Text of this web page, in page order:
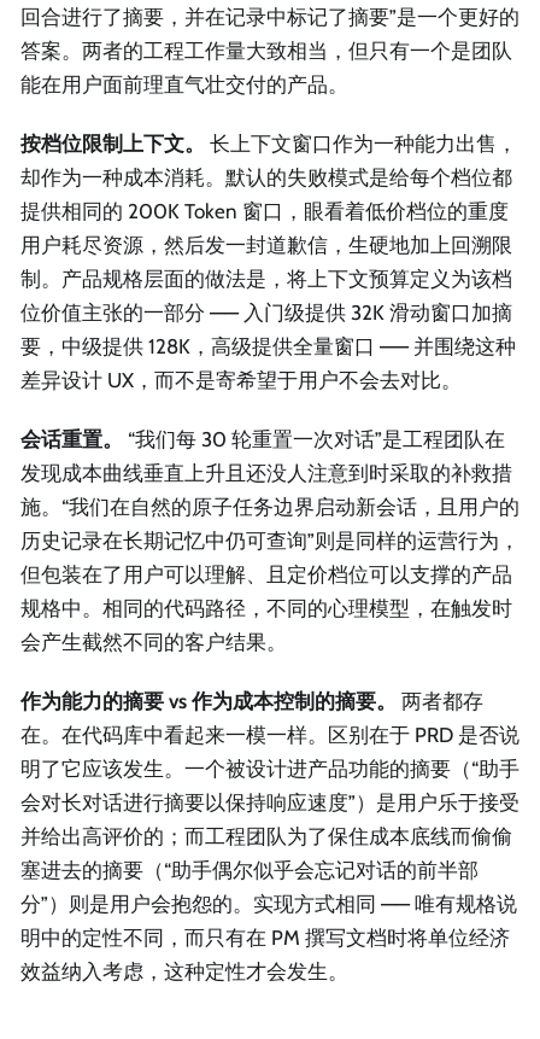
回合进行了摘要，并在记录中标记了摘要”是一个更好的
答案。两者的工程工作量大致相当，但只有一个是团队
能在用户面前理直气壮交付的产品。
按档位限制上下文。
长上下文窗口作为一种能力出售，
却作为一种成本消耗。默认的失败模式是给每个档位都
提供相同的 200K Token 窗口，眼看着低价档位的重度
用户耗尽资源，然后发一封道歉信，生硬地加上回溯限
制。产品规格层面的做法是，将上下文预算定义为该档
位价值主张的一部分 —— 入门级提供 32K 滑动窗口加摘
要，中级提供 128K，高级提供全量窗口 —— 并围绕这种
差异设计 UX，而不是寄希望于用户不会去对比。
会话重置。
“我们每 30 轮重置一次对话”是工程团队在
发现成本曲线垂直上升且还没人注意到时采取的补救措
施。“我们在自然的原子任务边界启动新会话，且用户的
历史记录在长期记忆中仍可查询”则是同样的运营行为，
但包装在了用户可以理解、且定价档位可以支撑的产品
规格中。相同的代码路径，不同的心理模型，在触发时
会产生截然不同的客户结果。
作为能力的摘要 vs 作为成本控制的摘要。
两者都存
在。在代码库中看起来一模一样。区别在于 PRD 是否说
明了它应该发生。一个被设计进产品功能的摘要（“助手
会对长对话进行摘要以保持响应速度”）是用户乐于接受
并给出高评价的；而工程团队为了保住成本底线而偷偷
塞进去的摘要（“助手偶尔似乎会忘记对话的前半部
分”）则是用户会抱怨的。实现方式相同 —— 唯有规格说
明中的定性不同，而只有在 PM 撰写文档时将单位经济
效益纳入考虑，这种定性才会发生。